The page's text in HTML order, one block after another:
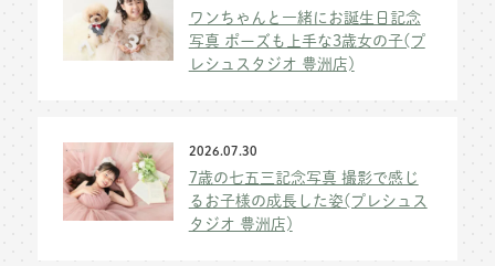
ワンちゃんと一緒にお誕生日記念
写真 ポーズも上手な3歳女の子(プ
レシュスタジオ 豊洲店)
2026.07.30
7歳の七五三記念写真 撮影で感じ
るお子様の成長した姿(プレシュス
タジオ 豊洲店)